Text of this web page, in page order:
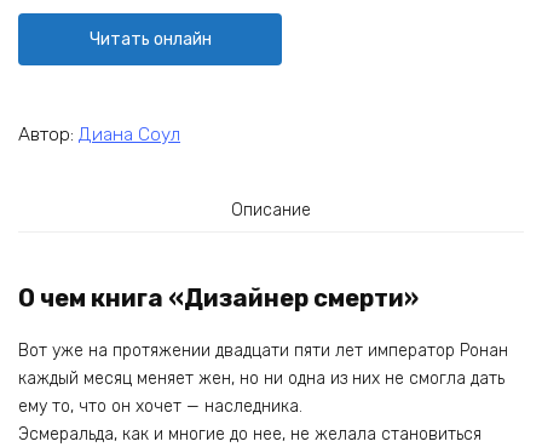
Читать онлайн
Автор: Диана Соул
Описание
О чем книга «Дизайнер смерти»
Вот уже на протяжении двадцати пяти лет император Ронан
каждый месяц меняет жен, но ни одна из них не смогла дать
ему то, что он хочет — наследника.
Эсмеральда, как и многие до нее, не желала становиться